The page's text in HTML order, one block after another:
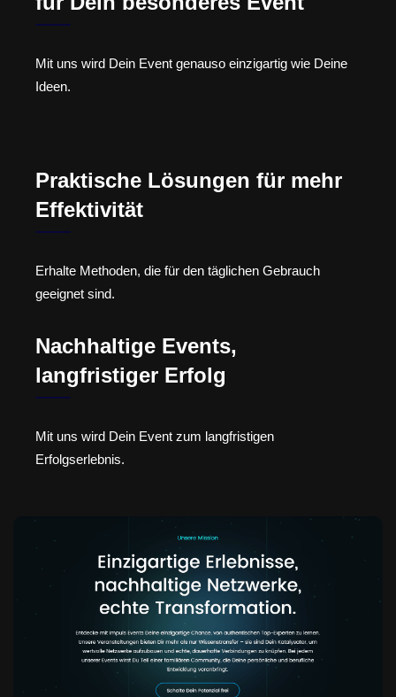
Mit uns wird Dein Event genauso einzigartig wie Deine
Ideen.
Praktische Lösungen für mehr
Effektivität
Erhalte Methoden, die für den täglichen Gebrauch
geeignet sind.
Nachhaltige Events,
langfristiger Erfolg
Mit uns wird Dein Event zum langfristigen
Erfolgserlebnis.